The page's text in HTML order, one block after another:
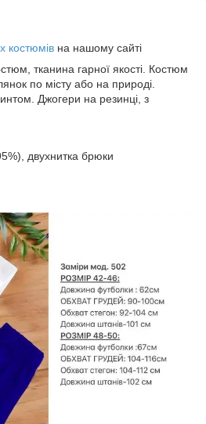
костюмівна нашому сайті
тканина гарної якості. Костюм
по місту або на природі.
Джогери на резинці, з
двухнитка брюки